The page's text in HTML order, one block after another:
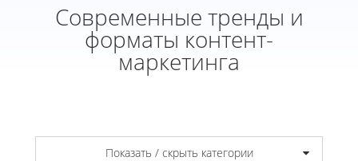
Современные тренды и
форматы контент-
маркетинга
Показать / скрыть категории